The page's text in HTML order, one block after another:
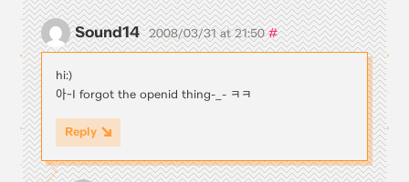
Sound14 2008/03/31 at 21:50#
hi:)
아~I forgot the openid thing-_- ㅋㅋ
Reply